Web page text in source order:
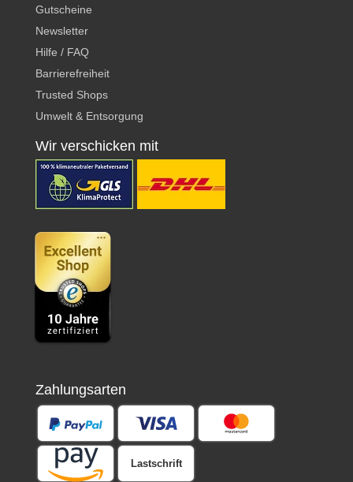
Gutscheine
Newsletter
Hilfe / FAQ
Barrierefreiheit
Trusted Shops
Umwelt & Entsorgung
Wir verschicken mit
Zahlungsarten
Lastschrift